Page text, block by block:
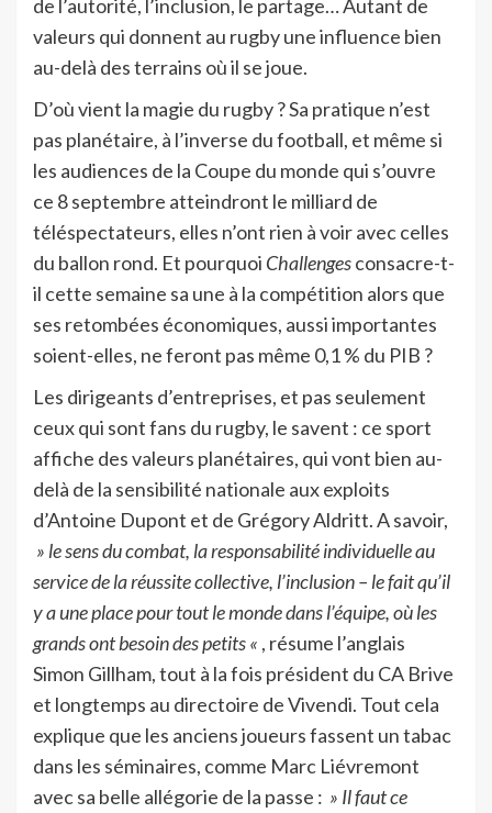
de l’autorité, l’inclusion, le partage… Autant de
valeurs qui donnent au rugby une influence bien
au-delà des terrains où il se joue.
D’où vient la magie du rugby ? Sa pratique n’est
pas planétaire, à l’inverse du football, et même si
les audiences de la Coupe du monde qui s’ouvre
ce 8 septembre atteindront le milliard de
téléspectateurs, elles n’ont rien à voir avec celles
du ballon rond. Et pourquoi Challengesconsacre-t-
il cette semaine sa une à la compétition alors que
ses retombées économiques, aussi importantes
soient-elles, ne feront pas même 0,1 % du PIB ?
Les dirigeants d’entreprises, et pas seulement
ceux qui sont fans du rugby, le savent : ce sport
affiche des valeurs planétaires, qui vont bien au-
delà de la sensibilité nationale aux exploits
d’Antoine Dupont et de Grégory Aldritt. A savoir,
» le sens du combat, la responsabilité individuelle au
service de la réussite collective, l’inclusion – le fait qu’il
y a une place pour tout le monde dans l’équipe, où les
grands ont besoin des petits « , résume l’anglais
Simon Gillham, tout à la fois président du CA Brive
et longtemps au directoire de Vivendi. Tout cela
explique que les anciens joueurs fassent un tabac
dans les séminaires, comme Marc Liévremont
avec sa belle allégorie de la passe : » Il faut ce